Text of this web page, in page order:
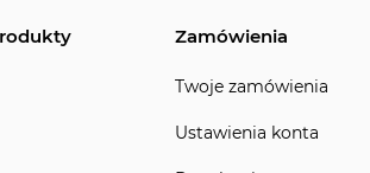
Zamówienia
Twoje zamówienia
Ustawienia konta